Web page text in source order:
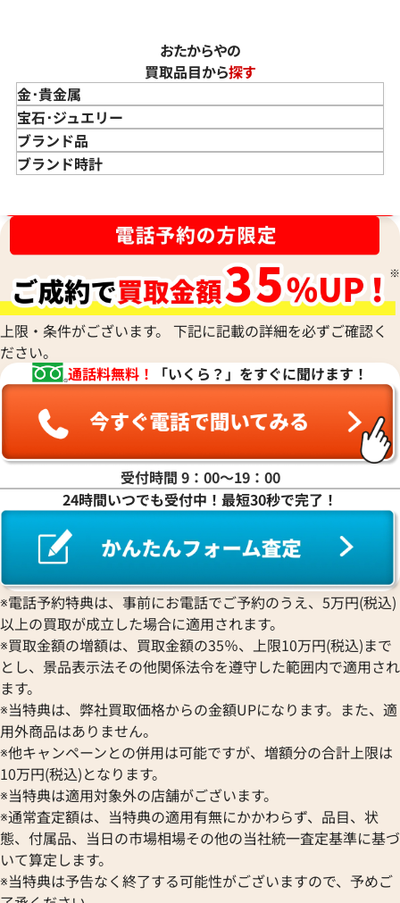
おたからやの
買取品目から探す
金･貴金属
金 買取
金のインゴット 買取
金のアクセサリー 買取
金のブレスレット 買取
金のブローチ 買取
金のペンダントトップ 買取
金の仏像 買取
金杯 買取
金歯 買取
金貨･銀貨 買取
大判･小判 買取
イエローゴールド 買取
ピンクゴールド 買取
ホワイトゴールド 買取
金コンビ 買取
プラチナ 買取
プラチナインゴット 買取
Pt1000 買取
Pt950 買取
Pt900 買取
Pt850 買取
Pt&Pm 買取
銀･シルバー 買取
パラジウム 買取
宝石･ジュエリー
宝石･ジュエリー買取
ダイヤモンド 買取
サファイア 買取
オパール 買取
トルマリン 買取
翡翠 買取
パライバトルマリン 買取
パール 買取
ブランド品
バッグ･小物 買取
ルイ･ヴィトン 買取
カルティエ 買取
ティファニー 買取
ブルガリ 買取
ハリー･ウィンストン 買取
ヴァンクリーフ&
アーペル 買取
グッチ 買取
ブシュロン 買取
ミキモト 買取
ショーメ 買取
買取可能な商品をもっと見る
ブランド時計
フィリップ 買取
オーデマピゲ 買取
カルティエ 買取
エルメス 買取
シャネル 買取
オメガ 買取
タグ・ホイヤー 買取
ブレゲ 買取
リシャール・ミル
買取
ブライトリング
買取
ヴァシュロン・コンスタンタン 買取
A. ランゲ&
パネライ 買取
ブルガリ 買取
フランク ミュラー 買取
IWC 買取
買取可能な商品をもっと見る
上限・条件がございます。 下記に記載の詳細を必ずご確認く
ださい。
通話料無料！
「いくら？」をすぐに聞けます！
受付時間 9：00〜19：00
24時間いつでも受付中！最短30秒で完了！
※電話予約特典は、事前にお電話でご予約のうえ、5万円(税込)
以上の買取が成立した場合に適用されます。
※買取金額の増額は、買取金額の35％、上限10万円(税込)まで
とし、景品表示法その他関係法令を遵守した範囲内で適用され
ます。
※当特典は、弊社買取価格からの金額UPになります。また、適
用外商品はありません。
※他キャンペーンとの併用は可能ですが、増額分の合計上限は
10万円(税込)となります。
※当特典は適用対象外の店舗がございます。
※通常査定額は、当特典の適用有無にかかわらず、品目、状
態、付属品、当日の市場相場その他の当社統一査定基準に基づ
いて算定します。
※当特典は予告なく終了する可能性がございますので、予めご